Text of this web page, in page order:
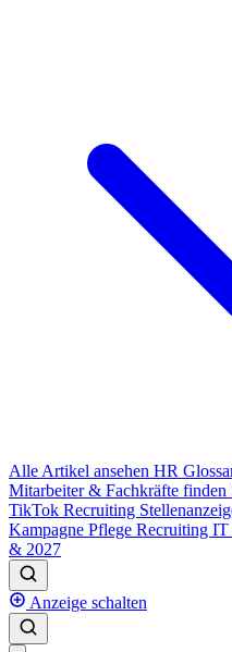
Alle Artikel ansehen HR
Mitarbeiter & Fachkräfte finden
TikTok Recruiting
Kampagne Pflege Recruiting IT
& 2027
Anzeige schalten